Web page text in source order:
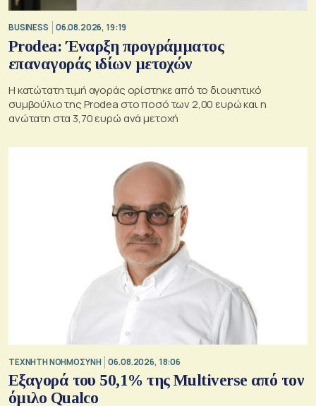
BUSINESS 06.08.2026, 19:19
Prodea: Έναρξη προγράμματος
επαναγοράς ιδίων μετοχών
Η κατώτατη τιμή αγοράς ορίστηκε από το διοικητικό
συμβούλιο της Prodea στο ποσό των 2,00 ευρώ και η
ανώτατη στα 3,70 ευρώ ανά μετοχή
TΕΧΝΗΤΗ ΝΟΗΜΟΣΥΝΗ 06.08.2026, 18:06
Εξαγορά του 50,1% της Multiverse από τον
όμιλο Qualco